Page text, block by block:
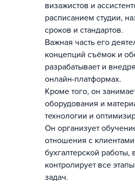
визажистов и
расписанием студии,
сроков и стандартов.
Важная часть его
концепций съёмок и
разрабатывает и
онлайн-платформах.
Кроме того, он
оборудования и
технологии и
Он организует
отношения с
бухгалтерской
контролирует все
задач.